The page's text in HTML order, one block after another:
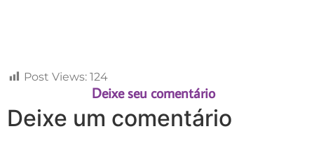
Post Views: 124
Deixe seu comentário
Deixe um comentário